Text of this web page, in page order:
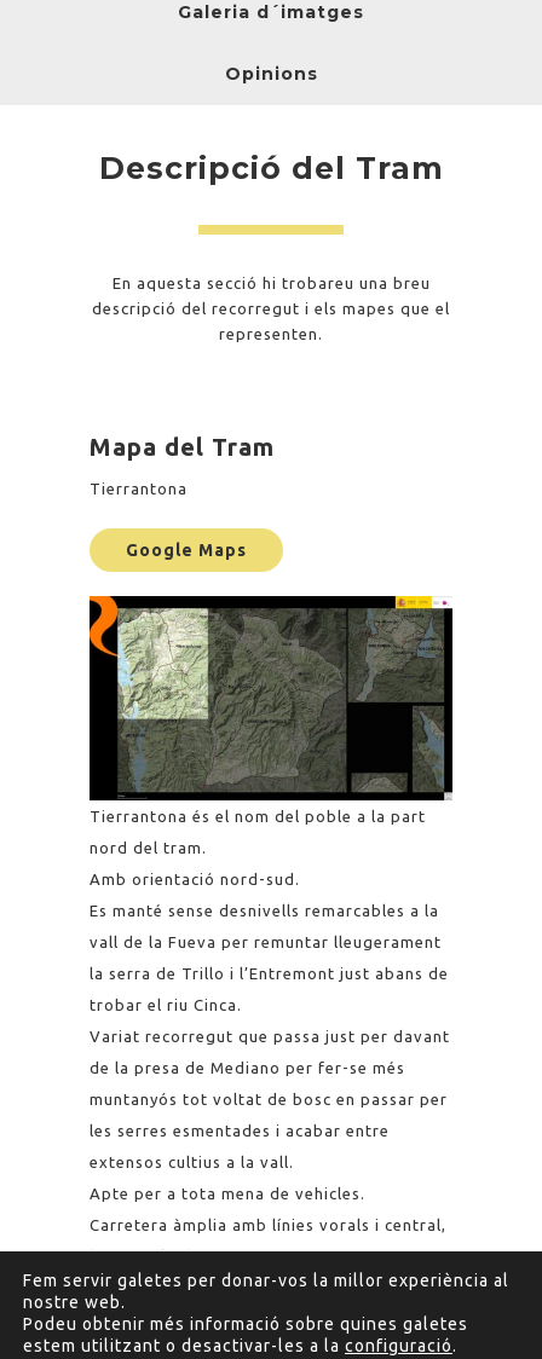
Galeria d´imatges
Opinions
Descripció del Tram
En aquesta secció hi trobareu una breu
descripció del recorregut i els mapes que el
representen.
Mapa del Tram
Tierrantona
Google Maps
Tierrantona és el nom del poble a la part
nord del tram.
Amb orientació nord-sud.
Es manté sense desnivells remarcables a la
vall de la Fueva per remuntar lleugerament
la serra de Trillo i l’Entremont just abans de
trobar el riu Cinca.
Variat recorregut que passa just per davant
de la presa de Mediano per fer-se més
muntanyós tot voltat de bosc en passar per
les serres esmentades i acabar entre
extensos cultius a la vall.
Apte per a tota mena de vehicles.
Carretera àmplia amb línies vorals i central,
bon asfalt i bon traçat.
Sinuositat mitja.
Fem servir galetes per donar-vos la millor experiència al
nostre web.
Podeu obtenir més informació sobre quines galetes
estem utilitzant o desactivar-les a la configuració.